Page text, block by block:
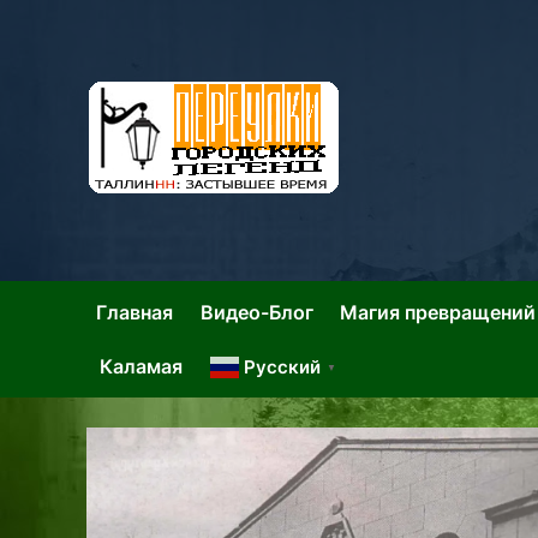
Главная Видео-Блог Магия превращений
Каламая Русский ▼